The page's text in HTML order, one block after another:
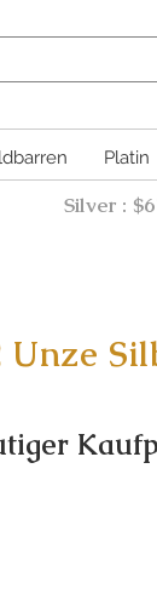
Platin
Silver :
Unze